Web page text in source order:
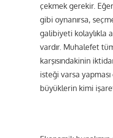
çekmek gerekir.
gibi oynanırsa,
galibiyeti kolaylıkla
vardır. Muhalefet
karşısındakinin
isteği varsa
büyüklerin kimi